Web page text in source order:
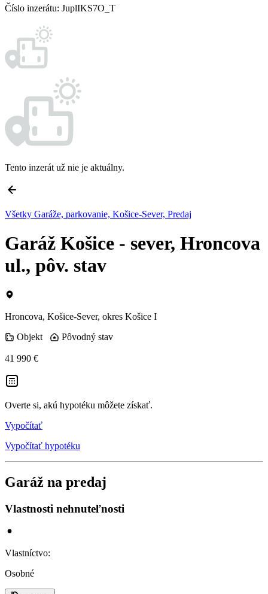
Číslo inzerátu: JuplIKS7O_T
Tento inzerát už nie je aktuálny.
Všetky Garáže, parkovanie, Košice-Sever, Predaj
Garáž Košice - sever, Hroncova
ul., pôv. stav
Hroncova, Košice-Sever, okres Košice I
Objekt
Pôvodný stav
41 990 €
Overte si, akú hypotéku môžete získať.
Vypočítať
Vypočítať hypotéku
Garáž na predaj
Vlastnosti nehnuteľnosti
Vlastníctvo:
Osobné